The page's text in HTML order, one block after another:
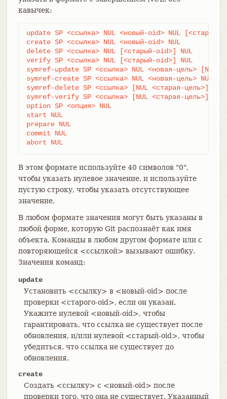
кавычек:
update SP <ссылка> NUL <новый-oid> NUL [<старый-
create SP <ссылка> NUL <новый-oid> NUL
delete SP <ссылка> NUL [<старый-oid>] NUL
verify SP <ссылка> NUL [<старый-oid>] NUL
symref-update SP <ссылка> NUL <новая-цель>
symref-create SP <ссылка> NUL <новая-цель> NUL
symref-delete SP <ссылка> [NUL <старая-цель>] NUL
symref-verify SP <ссылка> [NUL <старая-цель>] NUL
option SP <опция> NUL
start NUL
prepare NUL
commit NUL
abort NUL
В этом формате используйте 40 символов "0",
чтобы указать нулевое значение, и используйте
пустую строку, чтобы указать отсутствующее
значение.
В любом формате значения могут быть указаны в
любой форме, которую Git распознаёт как имя
объекта. Команды в любом другом формате или с
повторяющейся <ссылкой> вызывают ошибку.
Значения команд:
update
Установить <ссылку> в <новый-oid> после
проверки <старого-oid>, если он указан.
Укажите нулевой <новый-oid>, чтобы
гарантировать, что ссылка не существует после
обновления, и/или нулевой <старый-oid>, чтобы
убедиться, что ссылка не существует до
обновления.
create
Создать <ссылку> с <новый-oid> после
проверки того, что она не существует. Указанный